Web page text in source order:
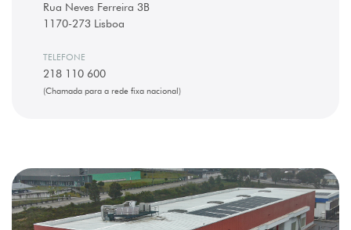
Rua Neves Ferreira 3B
1170-273 Lisboa
TELEFONE
218 110 600
(Chamada para a rede fixa nacional)